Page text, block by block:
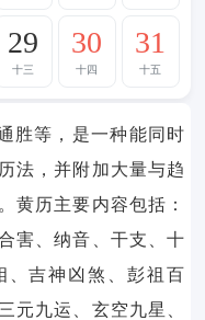
29
十三
30
十四
31
十五
胜等，是一种能同时
法，并附加大量与趋
黄历主要内容包括：
害、纳音、干支、十
、吉神凶煞、彭祖百
元九运、玄空九星、